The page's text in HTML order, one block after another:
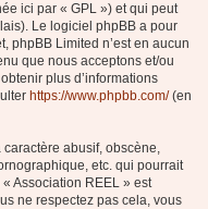
ici par « GPL ») et qui peut
Le logiciel phpBB a pour
phpBB Limited n’est en aucun
que nous acceptons et/ou
plus d’informations
https://www.phpbb.com/(en
abusif, obscène,
etc. qui pourrait
Association REEL » est
ne respectez pas cela, vous